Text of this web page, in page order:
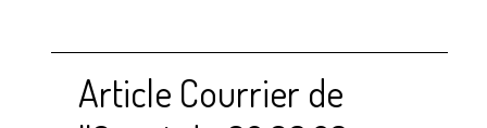
Article Courrier de